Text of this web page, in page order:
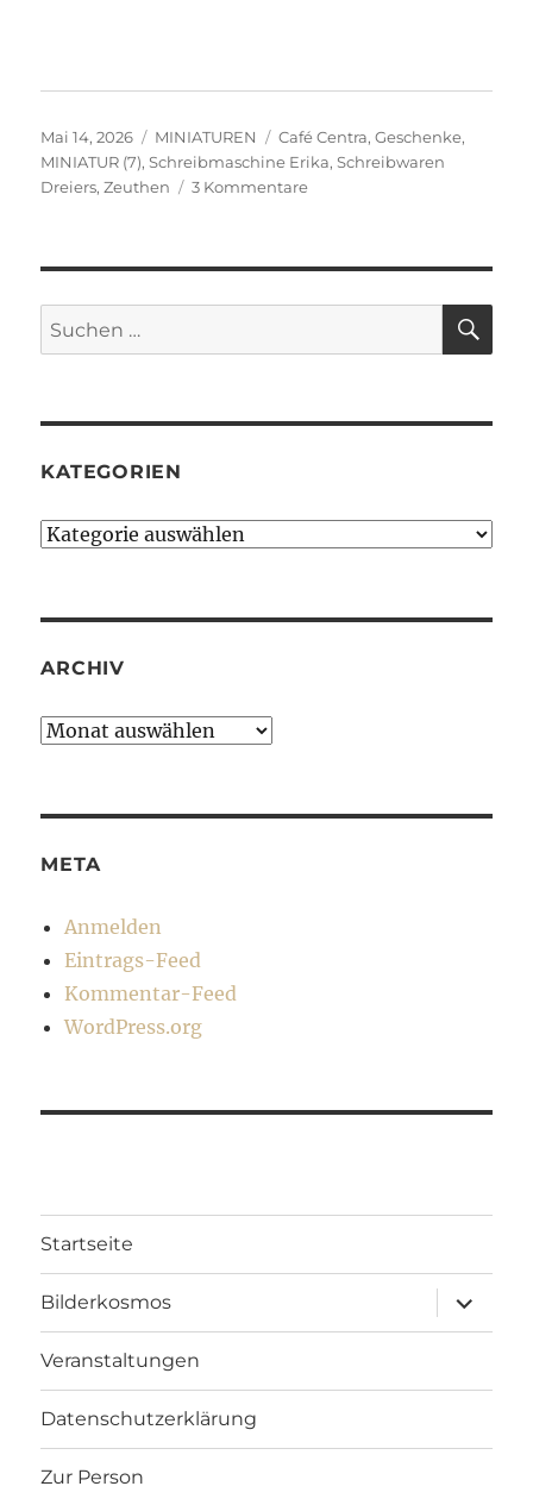
Veröffentlicht
am
Mai 14, 2026 Kategorien
MINIATUREN Schlagwörter
Café Centra,Geschenke,
MINIATUR (7),Schreibmaschine Erika,Schreibwaren
Dreiers,Zeuthen 3 Kommentarezu
Suchen
nach:
KATEGORIEN
Kategorien
ARCHIV
Archiv
META
Anmelden
Eintrags-Feed
Kommentar-Feed
WordPress.org
Startseite
Bilderkosmos
öffnen
Veranstaltungen
Datenschutzerklärung
Zur Person